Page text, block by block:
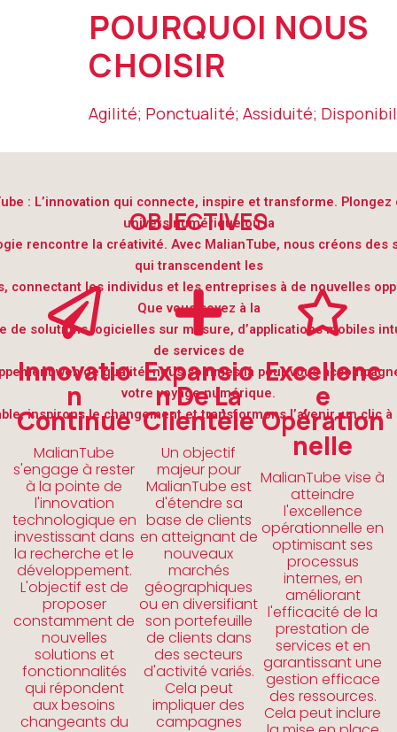
POURQUOI NOUS
CHOISIR
Agilité; Ponctualité; Assiduité;
OBJECTIVES
: L’innovation qui connecte, inspire et transforme. Plongez
univers numérique où la
rencontre la créativité. Avec MalianTube, nous créons des
qui transcendent les
connectant les individus et les entreprises à de nouvelles
Que vous soyez à la
de solutions logicielles sur mesure, d’applications mobiles
de services de
web de qualité, nous sommes là pour vous
votre voyage numérique.
inspirons le changement et transformons l’avenir, un clic à
Innovatio
N
Continue
MalianTube
s'engage à rester
à la pointe de
l'innovation
technologique en
investissant dans
la recherche et le
développement.
L'objectif est de
proposer
constamment de
nouvelles
solutions et
fonctionnalités
qui répondent
aux besoins
changeants du
Expansio
N De La
Clientèle
Un objectif
majeur pour
MalianTube est
d'étendre sa
base de clients
en atteignant de
nouveaux
marchés
géographiques
ou en diversifiant
son portefeuille
de clients dans
des secteurs
d'activité variés.
Cela peut
impliquer des
campagnes
Excellenc
E
Opération
Nelle
MalianTube vise à
atteindre
l'excellence
opérationnelle en
optimisant ses
processus
internes, en
améliorant
l'efficacité de la
prestation de
services et en
garantissant une
gestion efficace
des ressources.
Cela peut inclure